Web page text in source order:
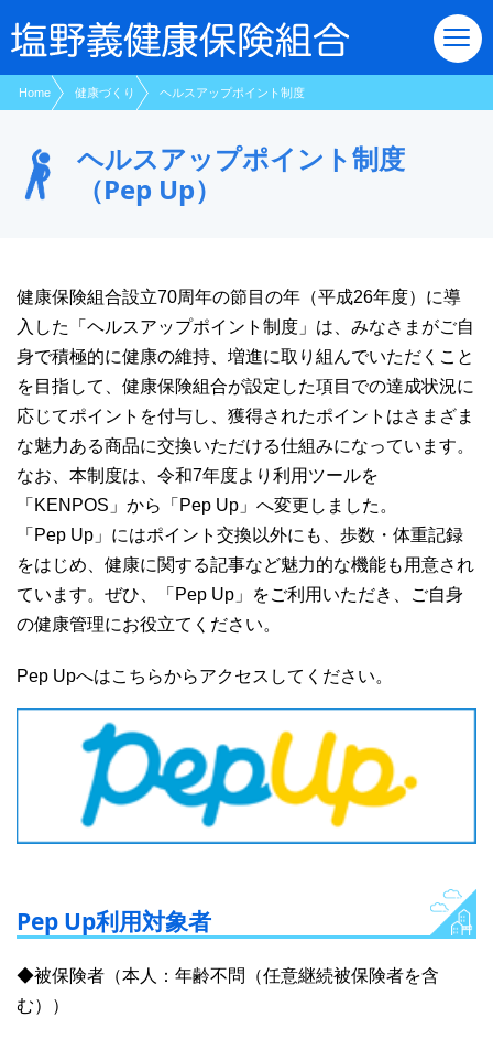
Home 健康づくり ヘルスアップポイント制度
ヘルスアップポイント制度
（Pep Up）
健康保険組合設立70周年の節目の年（平成26年度）に導
入した「ヘルスアップポイント制度」は、みなさまがご自
身で積極的に健康の維持、増進に取り組んでいただくこと
を目指して、健康保険組合が設定した項目での達成状況に
応じてポイントを付与し、獲得されたポイントはさまざま
な魅力ある商品に交換いただける仕組みになっています。
なお、本制度は、令和7年度より利用ツールを
「KENPOS」から「Pep Up」へ変更しました。
「Pep Up」にはポイント交換以外にも、歩数・体重記録
をはじめ、健康に関する記事など魅力的な機能も用意され
ています。ぜひ、「Pep Up」をご利用いただき、ご自身
の健康管理にお役立てください。
Pep Upへはこちらからアクセスしてください。
Pep Up利用対象者
◆被保険者（本人：年齢不問（任意継続被保険者を含
む））